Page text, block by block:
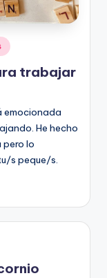
trabajar
emocionada
He hecho
pero lo
s peque/s.